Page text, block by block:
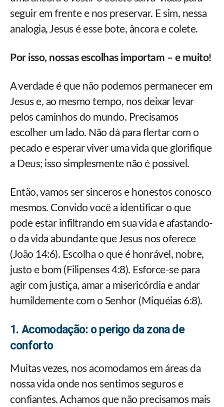
seguir em frente e nos preservar. E sim, nessa
analogia, Jesus é esse bote, âncora e colete.
Por isso, nossas escolhas importam – e muito!
A verdade é que não podemos permanecer em
Jesus e, ao mesmo tempo, nos deixar levar
pelos caminhos do mundo. Precisamos
escolher um lado. Não dá para flertar com o
pecado e esperar viver uma vida que glorifique
a Deus; isso simplesmente não é possível.
Então, vamos ser sinceros e honestos conosco
mesmos. Convido você a identificar o que
pode estar infiltrando em sua vida e afastando-
o da vida abundante que Jesus nos oferece
(João 14:6). Escolha o que é honrável, nobre,
justo e bom (Filipenses 4:8). Esforce-se para
agir com justiça, amar a misericórdia e andar
humildemente com o Senhor (Miquéias 6:8).
1. Acomodação: o perigo da zona de
conforto
Muitas vezes, nos acomodamos em áreas da
nossa vida onde nos sentimos seguros e
confiantes. Achamos que não precisamos mais